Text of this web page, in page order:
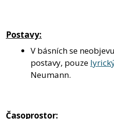
Postavy:
V básních se
postavy, pouze
Neumann.
Časoprostor: